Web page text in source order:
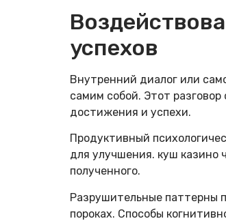
успехов
Внутренний диалог или
самим собой. Этот
достижения и успехи.
Продуктивный
для улучшения. куш казино
полученного.
Разрушительные паттерны
пороках. Способы